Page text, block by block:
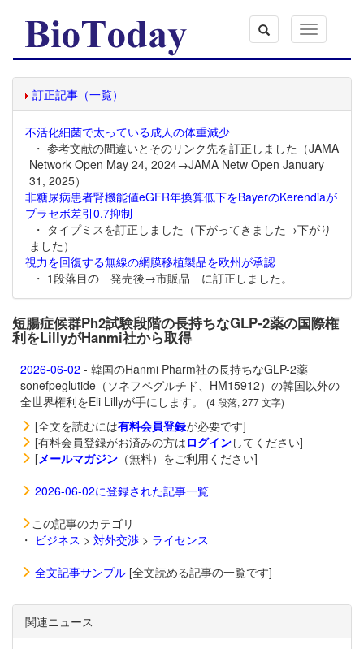
Toggle
navigation
訂正記事（一覧）
不活化細菌で太っている成人の体重減少
・ 参考文献の間違いとそのリンク先を訂正しました（JAMA
Network Open May 24, 2024→JAMA Netw Open January
31, 2025）
非糖尿病患者腎機能値eGFR年換算低下をBayerのKerendiaが
プラセボ差引0.7抑制
・ タイプミスを訂正しました（下がってきました→下がり
ました）
視力を回復する無線の網膜移植製品を欧州が承認
・ 1段落目の 発売後→市販品 に訂正しました。
短腸症候群Ph2試験段階の長持ちなGLP-2薬の国際権
利をLillyがHanmi社から取得
2026-06-02 - 韓国のHanmi Pharm社の長持ちなGLP-2薬
sonefpeglutide（ソネフペグルチド、HM15912）の韓国以外の
全世界権利をEli Lillyが手にします。
(4 段落, 277 文字)
[全文を読むには有料会員登録が必要です]
[有料会員登録がお済みの方はログインしてください]
[メールマガジン （無料）をご利用ください]
2026-06-02に登録された記事一覧
この記事のカテゴリ
・ ビジネス > 対外交渉 > ライセンス
全文記事サンプル [全文読める記事の一覧です]
関連ニュース